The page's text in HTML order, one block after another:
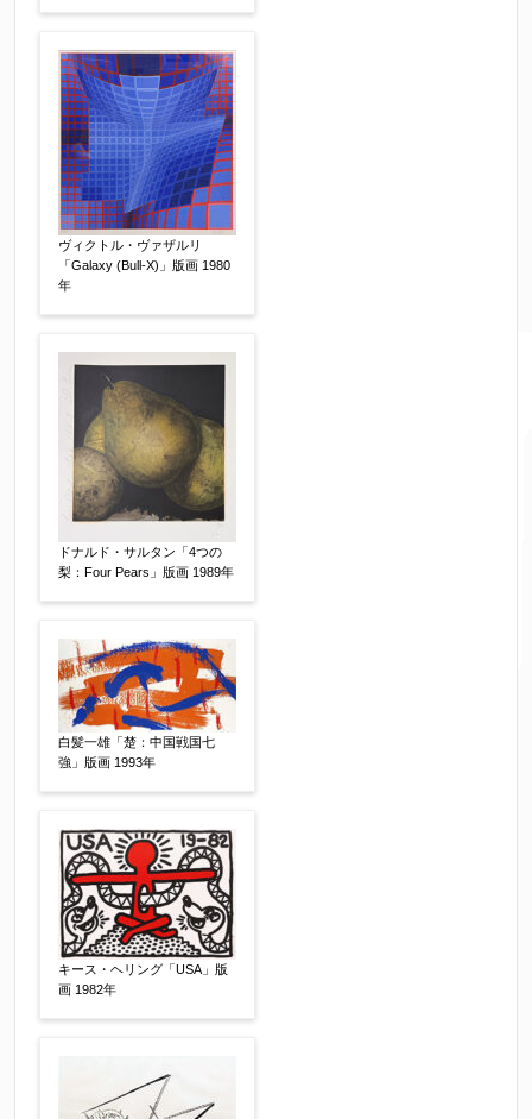
郵便番号 【必須】
↓郵便番号を入力すると住所の最初が自動入力さ
れます。番地以下は任意でも結構です。
ご住所 【必須】
【任意】
個人情報の取扱いについて、同意の上送信しま
す。（確認画面は表示されません）
ヴィクトル・ヴァザルリ
「Galaxy (Bull-X)」版画 1980
年
ドナルド・サルタン「4つの
梨：Four Pears」版画 1989年
白髪一雄「楚：中国戦国七
強」版画 1993年
キース・ヘリング「USA」版
画 1982年